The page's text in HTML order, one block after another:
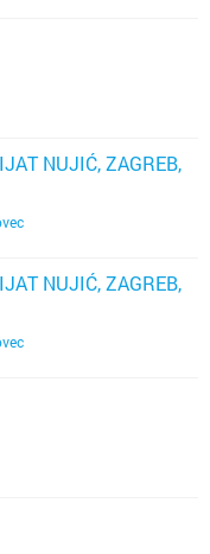
NUJIĆ, ZAGREB,
NUJIĆ, ZAGREB,